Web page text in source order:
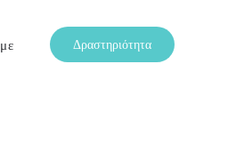
Δραστηριότητα